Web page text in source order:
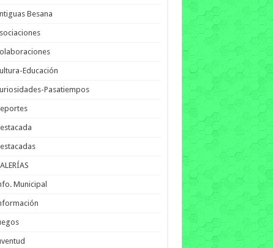
Besana
Educación
Pasatiempos
Municipal